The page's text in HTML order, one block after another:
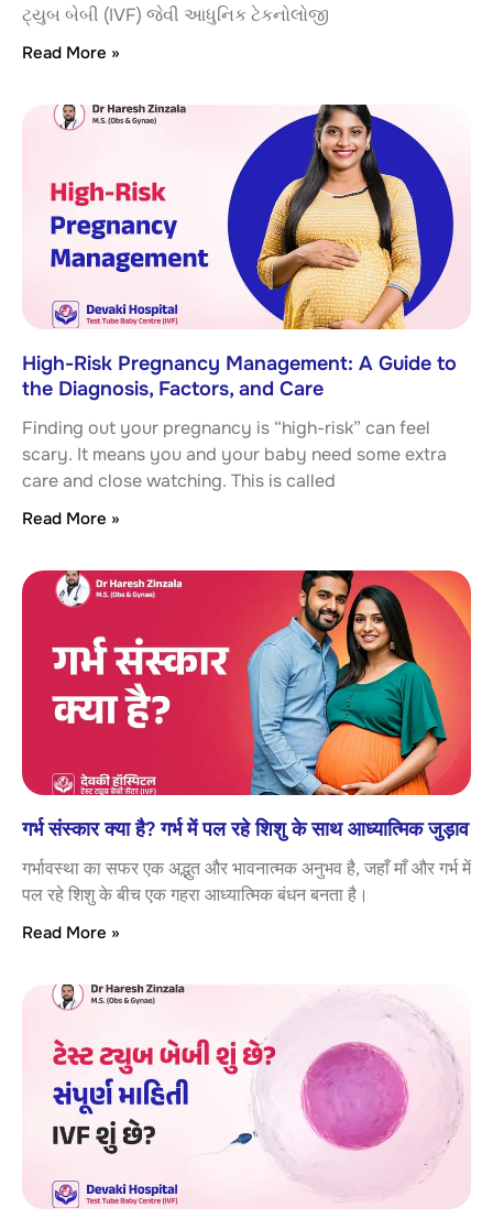
ટ્યુબ બેબી (IVF) જેવી આધુનિક ટેકનોલોજી
Read More »
High-Risk Pregnancy Management: A Guide to
the Diagnosis, Factors, and Care
Finding out your pregnancy is “high-risk” can feel
scary. It means you and your baby need some extra
care and close watching. This is called
Read More »
गर्भ संस्कार क्या है? गर्भ में पल रहे शिशु के साथ आध्यात्मिक जुड़ाव
गर्भावस्था का सफर एक अद्भुत और भावनात्मक अनुभव है, जहाँ माँ और गर्भ में
पल रहे शिशु के बीच एक गहरा आध्यात्मिक बंधन बनता है।
Read More »